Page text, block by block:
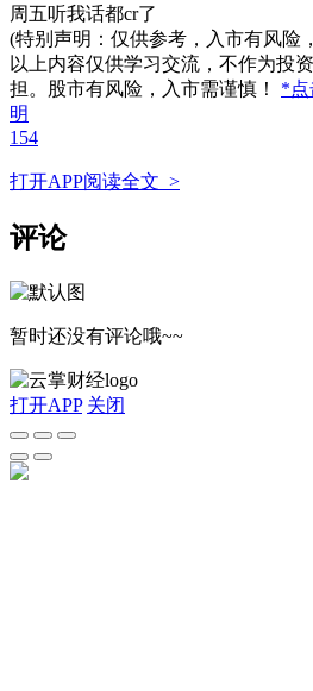
周五听我话都cr了
(特别声明：仅供参考，入市有风险
以上内容仅供学习交流，不作为投
担。股市有风险，入市需谨慎！ *点
明
154
打开APP阅读全文 >
评论
暂时还没有评论哦~~
打开APP 关闭